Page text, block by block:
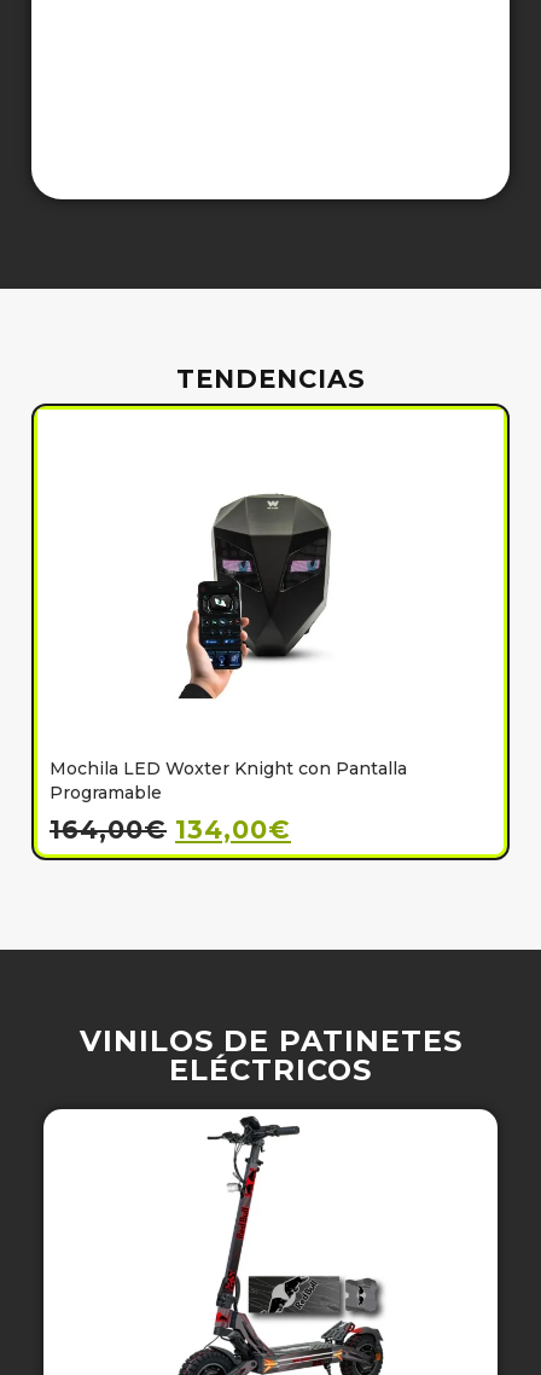
TENDENCIAS
Mochila LED Woxter Knight con Pantalla
Programable
164,00€ 134,00€
VINILOS DE PATINETES
ELÉCTRICOS